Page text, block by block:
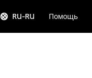
RU-RU Помощь